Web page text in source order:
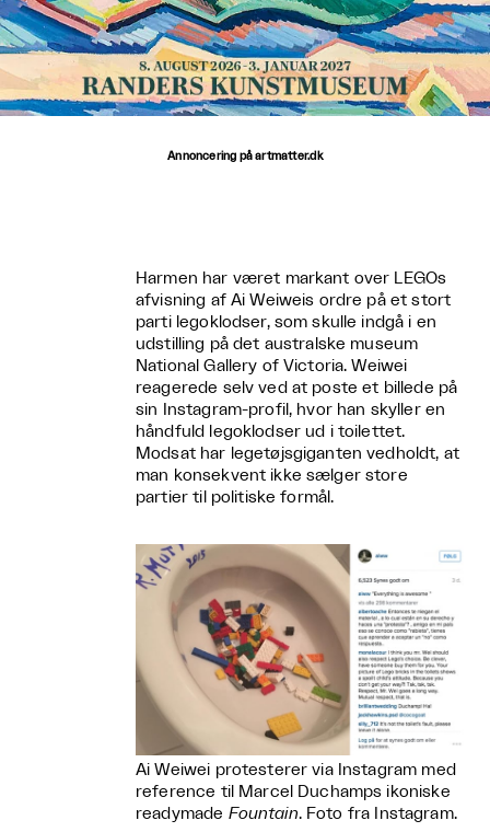
Annoncering på artmatter.dk
Harmen har været markant over LEGOs
afvisning af Ai Weiweis ordre på et stort
parti legoklodser, som skulle indgå i en
udstilling på det australske museum
National Gallery of Victoria. Weiwei
reagerede selv ved at poste et billede på
sin Instagram-profil, hvor han skyller en
håndfuld legoklodser ud i toilettet.
Modsat har legetøjsgiganten vedholdt, at
man konsekvent ikke sælger store
partier til politiske formål.
Ai Weiwei protesterer via Instagram med
reference til Marcel Duchamps ikoniske
readymade Fountain. Foto fra Instagram.